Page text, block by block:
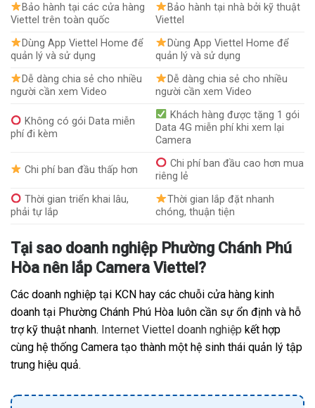
Bảo hành tại các cửa hàng
Viettel trên toàn quốc
Bảo hành tại nhà bởi kỹ thuật
Viettel
Dùng App Viettel Home để
quản lý và sử dụng
Dùng App Viettel Home để
quản lý và sử dụng
Dễ dàng chia sẻ cho nhiều
người cần xem Video
Dễ dàng chia sẻ cho nhiều
người cần xem Video
Không có gói Data miễn
phí đi kèm
Khách hàng được tặng 1 gói
Data 4G miễn phí khi xem lại
Camera
Chi phí ban đầu thấp hơn
Chi phí ban đầu cao hơn mua
riêng lẻ
Thời gian triển khai lâu,
phải tự lắp
Thời gian lắp đặt nhanh
chóng, thuận tiện
Tại sao doanh nghiệp Phường Chánh Phú
Hòa nên lắp Camera Viettel?
Các doanh nghiệp tại KCN hay các chuỗi cửa hàng kinh
doanh tại Phường Chánh Phú Hòa luôn cần sự ổn định và hỗ
trợ kỹ thuật nhanh. Internet Viettel doanh nghiệp kết hợp
cùng hệ thống Camera tạo thành một hệ sinh thái quản lý tập
trung hiệu quả.